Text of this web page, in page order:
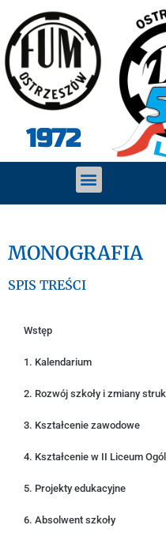
1972
MONOGRAFIA
SPIS TREŚCI
Wstęp
1. Kalendarium
2. Rozwój szkoły i zmiany
3. Kształcenie zawodowe
4. Kształcenie w II Liceum
5. Projekty edukacyjne
6. Absolwent szkoły